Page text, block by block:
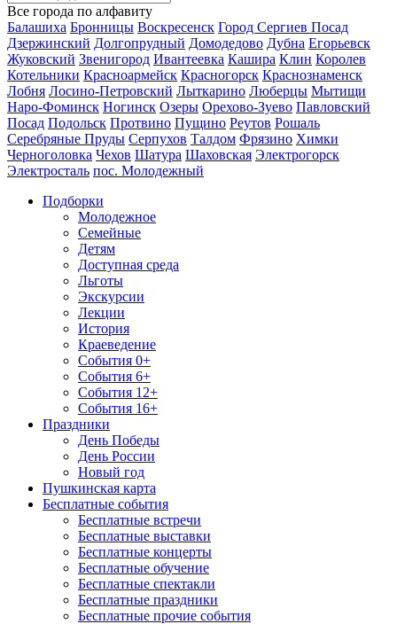
Все города по алфавиту
Балашиха Бронницы Воскресенск Город Сергиев Посад
Дзержинский Долгопрудный Домодедово Дубна Егорьевск
Жуковский Звенигород Ивантеевка Кашира Клин Королев
Котельники Красноармейск Красногорск Краснознаменск
Лобня Лосино-Петровский Лыткарино Люберцы Мытищи
Наро-Фоминск Ногинск Озеры Орехово-Зуево Павловский
Посад Подольск Протвино Пущино Реутов Рошаль
Серебряные Пруды Серпухов Талдом Фрязино Химки
Черноголовка Чехов Шатура Шаховская Электрогорск
Электросталь пос. Молодежный
Подборки
Молодежное
Семейные
Детям
Доступная среда
Льготы
Экскурсии
Лекции
История
Краеведение
События 0+
События 6+
События 12+
События 16+
Праздники
День Победы
День России
Новый год
Пушкинская карта
Бесплатные события
Бесплатные встречи
Бесплатные выставки
Бесплатные концерты
Бесплатные обучение
Бесплатные спектакли
Бесплатные праздники
Бесплатные прочие события